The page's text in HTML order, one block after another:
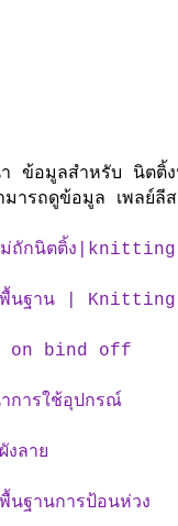
ข้อมูลสำหรับ นิตติ้
ารถดูข้อมูล เพลย์ลี
ม่ถักนิตติ้ง
พื้นฐาน |
on bind off
การใช้อุปกรณ์
งลาย
นฐานการป้อนห่วง